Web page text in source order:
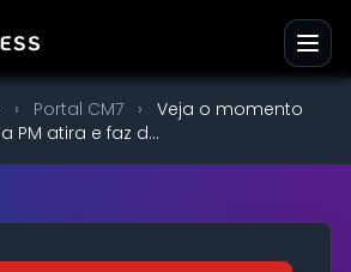
› Portal CM7 ›
Veja o momento
PM atira e faz d...